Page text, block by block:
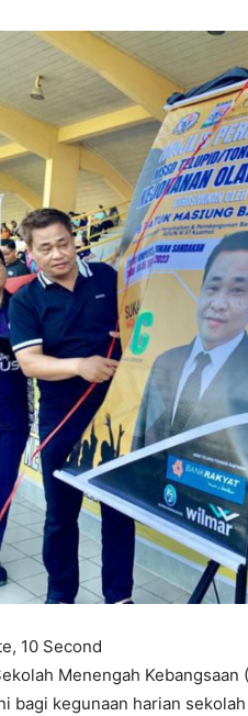
10 Second
Menengah
bagi kegunaan harian